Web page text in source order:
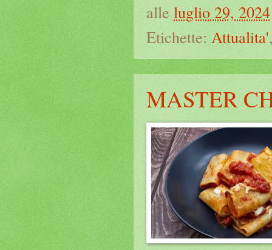
alle luglio 29, 2024
Etichette: Attualita'
MASTER